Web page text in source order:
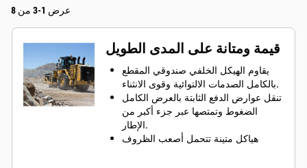
عرض 1-3 من 8
قيمة ومتانة على المدى الطويل
يقاوم الهيكل الخلفي صندوقي المقطع
بالكامل الصدمات الالتوائية وقوى الانثناء.
تنقل عوارض الدفع الثابتة بالعرض الكامل
الضغوط وتمتصها عبر جزء أكبر من
الإطار.
هياكل متينة تتحمل أصعب الظروف